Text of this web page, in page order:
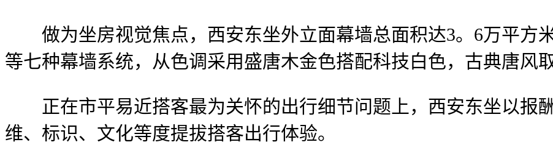
做为坐房视觉焦点，西安东坐外立面幕墙总面积达3。6万平方
等七种幕墙系统，从色调采用盛唐木金色搭配科技白色，古典唐风
正在市平易近搭客最为关怀的出行细节问题上，西安东坐以报
维、标识、文化等度提拔搭客出行体验。